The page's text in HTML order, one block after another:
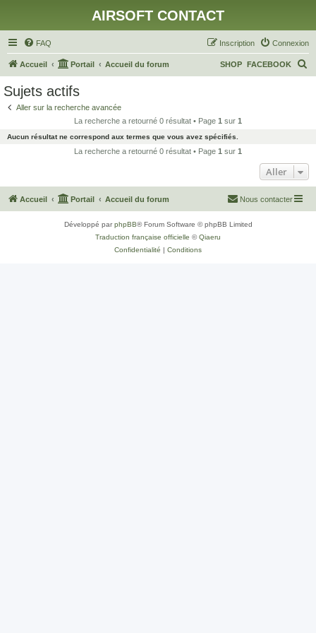
AIRSOFT CONTACT
FAQ Connexion
Inscription
Accueil Portail Accueil du forum
c
FACEBOOK
SHOP
Sujets actifs
Aller sur la recherche avancée
La recherche a retourné 0 résultat • Page 1 sur 1
Aucun résultat ne correspond aux termes que vous avez spécifiés.
La recherche a retourné 0 résultat • Page 1 sur 1
Aller
Accueil Portail Accueil du forum Nous contacter
Développé parphpBB® Forum Software © phpBB Limited
Traduction française officielle ©Qiaeru
Confidentialité | Conditions